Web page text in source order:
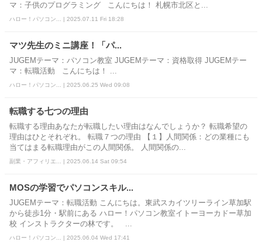
マ：子供のプログラミング こんにちは！ 札幌市北区と...
ハロー！パソコン... | 2025.07.11 Fri 18:28
マツ先生のミニ講座！「パ...
JUGEMテーマ：パソコン教室 JUGEMテーマ：資格取得 JUGEMテー
マ：転職活動 こんにちは！ ...
ハロー！パソコン... | 2025.06.25 Wed 09:08
転職する七つの理由
転職する理由あなたが転職したい理由はなんでしょうか？ 転職希望の
理由はひとそれぞれ。 転職７つの理由 【１】人間関係：どの業種にも
当てはまる転職理由がこの人間関係。 人間関係の...
副業・アフィリエ... | 2025.06.14 Sat 09:54
MOSの学習でパソコンスキル...
JUGEMテーマ：転職活動 こんにちは。東武スカイツリーライン草加駅
から徒歩1分・駅前にある ハロー！パソコン教室イトーヨーカドー草加
校 インストラクターの林です。 ...
ハロー！パソコン... | 2025.06.04 Wed 17:41